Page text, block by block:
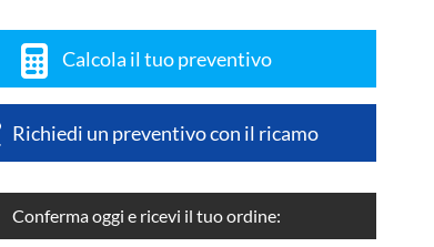
Calcola il tuo preventivo
Richiedi un preventivo con il ricamo
Conferma oggi e ricevi il tuo ordine: